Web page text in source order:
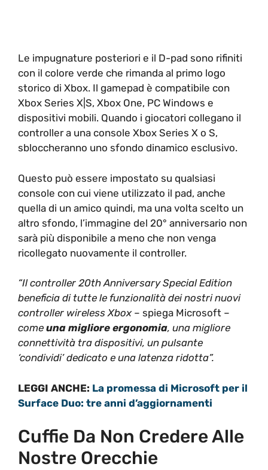
Le impugnature posteriori e il D-pad sono rifiniti
con il colore verde che rimanda al primo logo
storico di Xbox. Il gamepad è compatibile con
Xbox Series X|S, Xbox One, PC Windows e
dispositivi mobili. Quando i giocatori collegano il
controller a una console Xbox Series X o S,
sbloccheranno uno sfondo dinamico esclusivo.
Questo può essere impostato su qualsiasi
console con cui viene utilizzato il pad, anche
quella di un amico quindi, ma una volta scelto un
altro sfondo, l’immagine del 20° anniversario non
sarà più disponibile a meno che non venga
ricollegato nuovamente il controller.
“Il controller 20th Anniversary Special Edition
beneficia di tutte le funzionalità dei nostri nuovi
controller wireless Xbox– spiega Microsoft –
come una migliore ergonomia, una migliore
connettività tra dispositivi, un pulsante
‘condividi’ dedicato e una latenza ridotta”.
LEGGI ANCHE: La promessa di Microsoft per il
Surface Duo: tre anni d’aggiornamenti
Cuffie Da Non Credere Alle
Nostre Orecchie